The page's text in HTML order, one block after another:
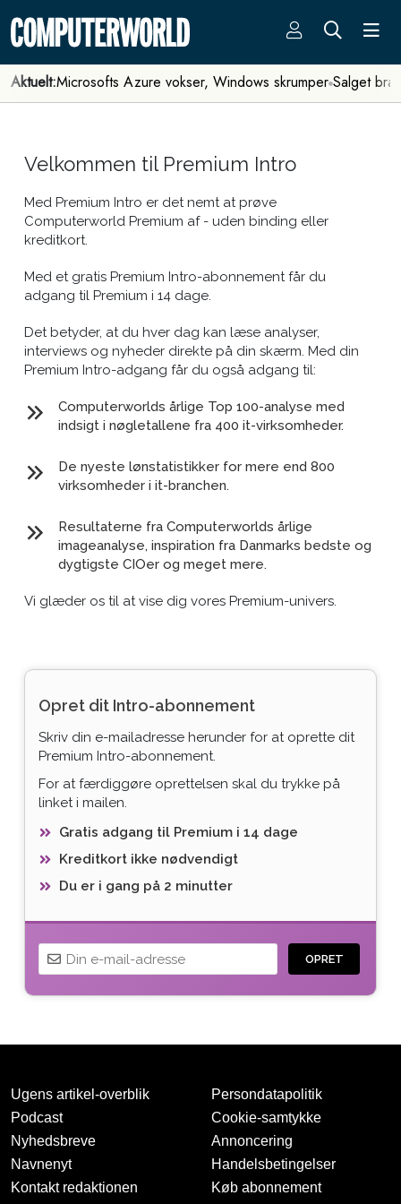
Aktuelt:Microsofts Azure vokser, Windows skrumper Salget
Velkommen til Premium Intro
Med Premium Intro er det nemt at prøve
Computerworld Premium af - uden binding eller
kreditkort.
Med et gratis Premium Intro-abonnement får du
adgang til Premium i 14 dage.
Det betyder, at du hver dag kan læse analyser,
interviews og nyheder direkte på din skærm. Med din
Premium Intro-adgang får du også adgang til:
Computerworlds årlige Top 100-analyse med
indsigt i nøgletallene fra 400 it-virksomheder.
De nyeste lønstatistikker for mere end 800
virksomheder i it-branchen.
Resultaterne fra Computerworlds årlige
imageanalyse, inspiration fra Danmarks bedste og
dygtigste CIOer og meget mere.
Vi glæder os til at vise dig vores Premium-univers.
Opret dit Intro-abonnement
Skriv din e-mailadresse herunder for at oprette dit
Premium Intro-abonnement.
For at færdiggøre oprettelsen skal du trykke på
linket i mailen.
Gratis adgang til Premium i 14 dage
Kreditkort ikke nødvendigt
Du er i gang på 2 minutter
OPRET
Tak for oprettelsen
Ugens artikel-overblik
Podcast
Nyhedsbreve
Navnenyt
Kontakt redaktionen
Persondatapolitik
Cookie-samtykke
Annoncering
Handelsbetingelser
Køb abonnement